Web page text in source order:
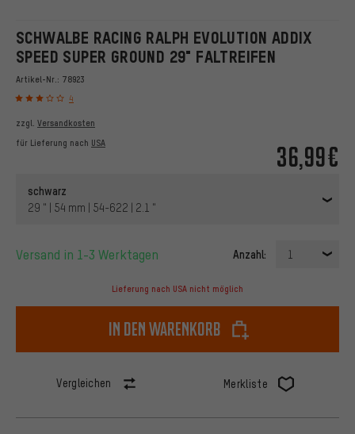
SCHWALBE RACING RALPH EVOLUTION ADDIX
SPEED SUPER GROUND 29" FALTREIFEN
Artikel-Nr.: 78923
4
36,99€
zzgl. Versandkosten
für Lieferung nach USA
schwarz
29 " | 54 mm | 54-622 | 2.1 "
Versand in 1-3 Werktagen Anzahl: 1
Lieferung nach USA nicht möglich
In den Warenkorb
Vergleichen Merkliste